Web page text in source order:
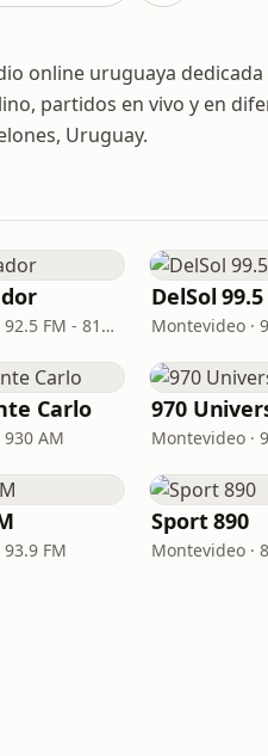
online uruguaya
partidos en vivo y en
Uruguay.
Montevideo · 92.5 FM - 810 AM
DelSol
Montevideo ·
Carlo
AM
970
Montevideo ·
FM
Sport 890
Montevideo ·